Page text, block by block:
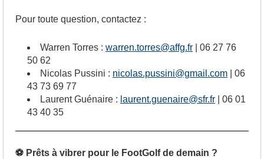
Pour toute question, contactez :
Warren Torres : warren.torres@affg.fr | 06 27 76
50 62
Nicolas Pussini : nicolas.pussini@gmail.com | 06
43 73 69 77
Laurent Guénaire : laurent.guenaire@sfr.fr | 06 01
43 40 35
⚽ Prêts à vibrer pour le FootGolf de demain ?